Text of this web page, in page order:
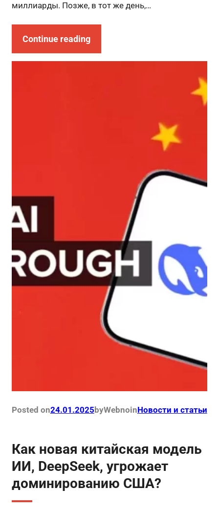
миллиарды. Позже, в тот же день,…
Continue reading
Posted on24.01.2025byWebnoinНовости и статьи
Как новая китайская модель
ИИ, DeepSeek, угрожает
доминированию США?